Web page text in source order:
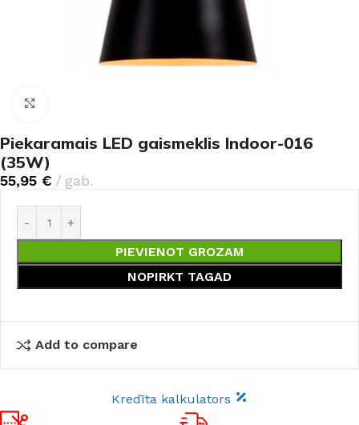
Piekaramais LED gaismeklis Indoor-016
(35W)
55,95 € gab.
PIEVIENOT GROZAM
NOPIRKT TAGAD
Add to compare
Kredīta kalkulators